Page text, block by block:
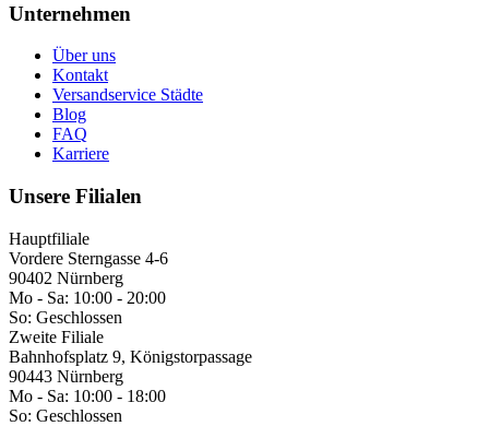
Unternehmen
Über uns
Kontakt
Versandservice Städte
Blog
FAQ
Karriere
Unsere Filialen
Hauptfiliale
Vordere Sterngasse 4-6
90402 Nürnberg
Mo - Sa: 10:00 - 20:00
So: Geschlossen
Zweite Filiale
Bahnhofsplatz 9, Königstorpassage
90443 Nürnberg
Mo - Sa: 10:00 - 18:00
So: Geschlossen